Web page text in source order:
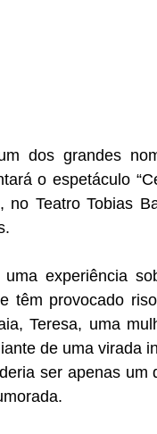
dos grandes
o espetáculo
no Teatro Tobias
uma experiência
têm provocado
Teresa, uma
de uma virada
ser apenas